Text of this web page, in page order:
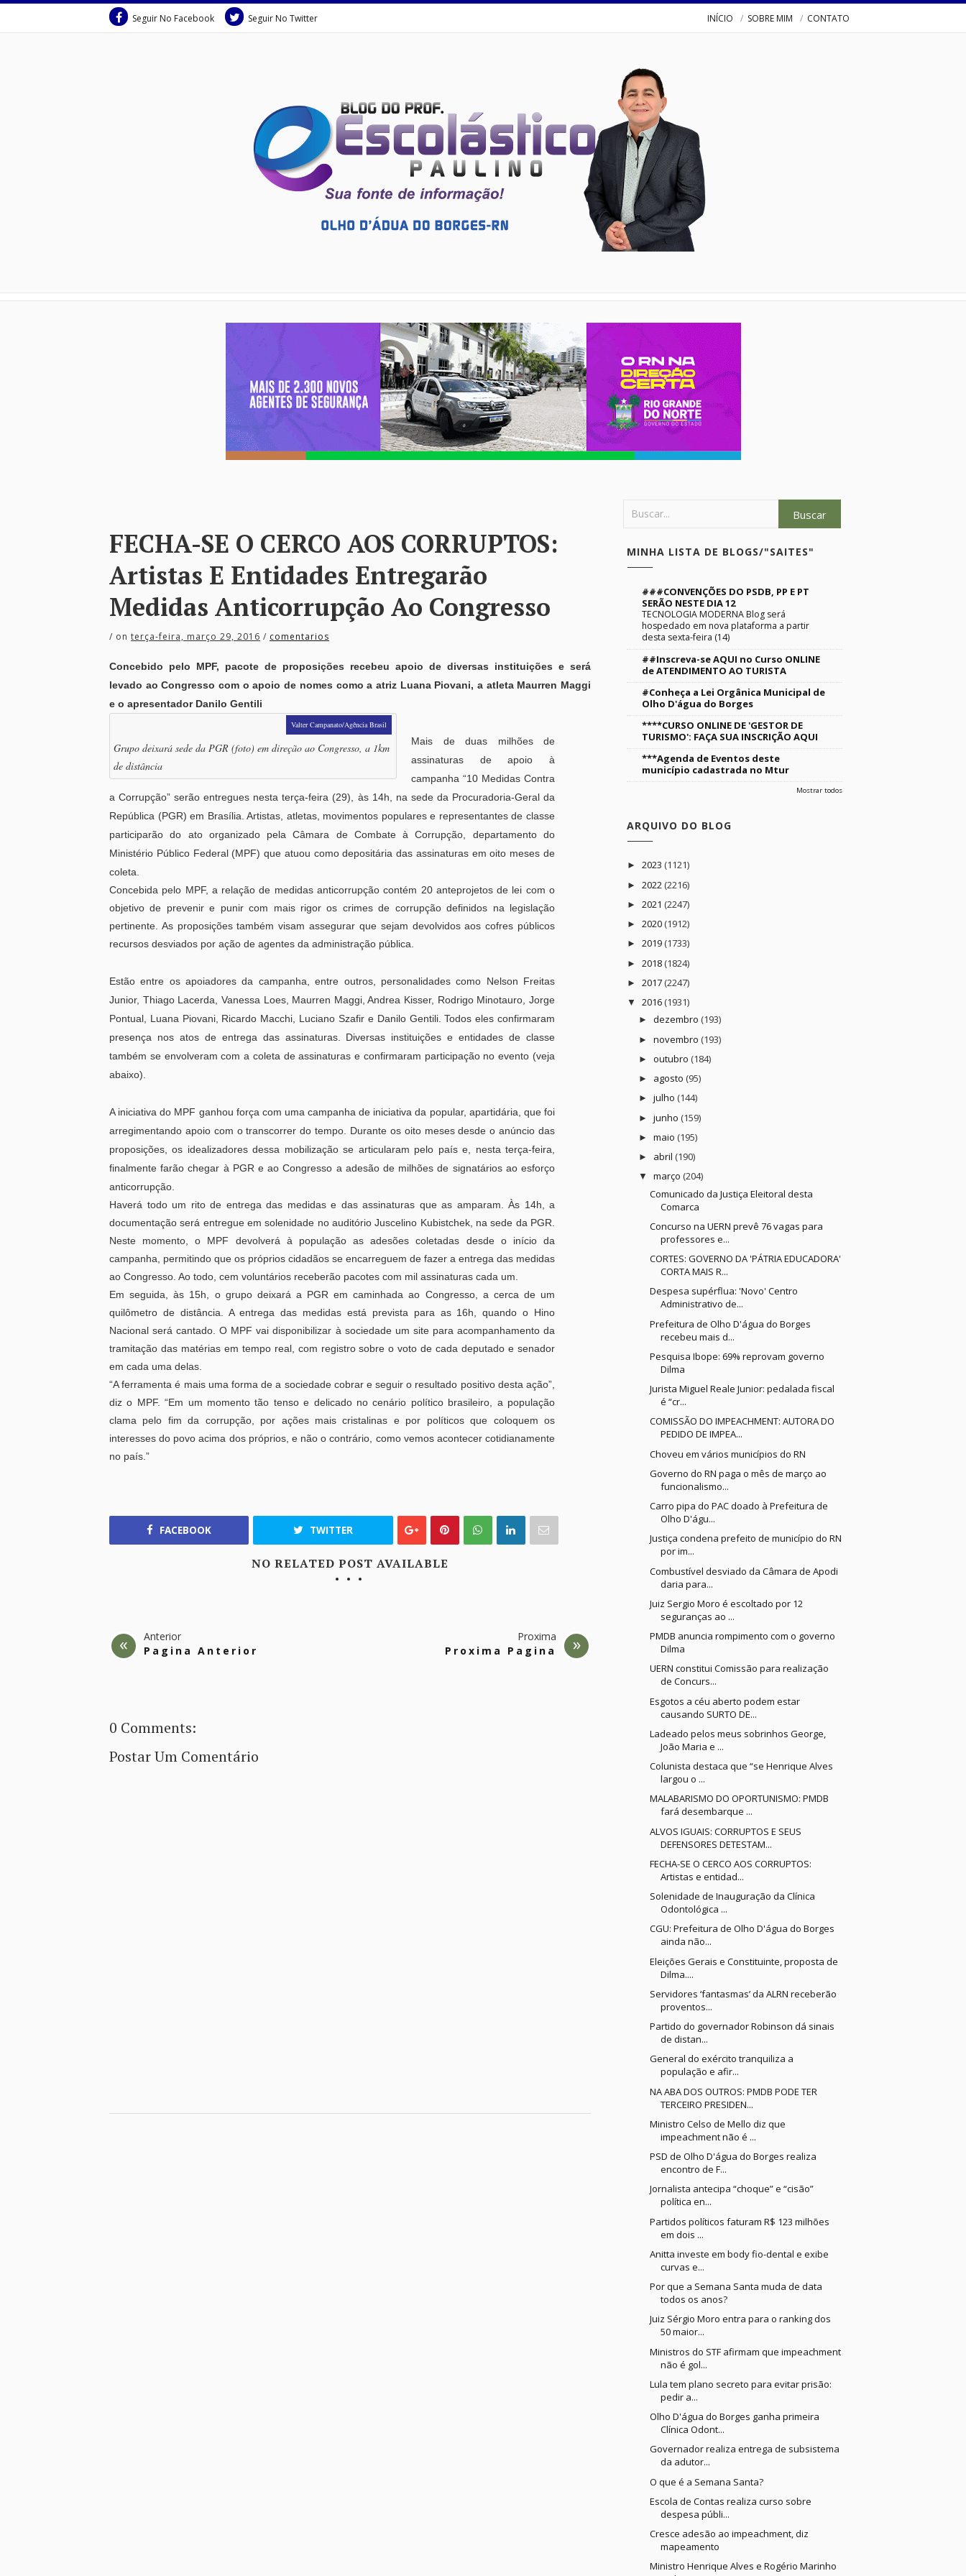
Seguir No Facebook Seguir No Twitter INÍCIO SOBRE MIM CONTATO
FECHA-SE O CERCO AOS CORRUPTOS:
Artistas E Entidades Entregarão
Medidas Anticorrupção Ao Congresso
/ on terça-feira, março 29, 2016 / comentarios
Concebido pelo MPF, pacote de proposições recebeu apoio de diversas instituições e será
levado ao Congresso com o apoio de nomes como a atriz Luana Piovani, a atleta Maurren Maggi
e o apresentador Danilo Gentili
Valter Campanato/Agência Brasil
Grupo deixará sede da PGR (foto) em direção ao Congresso, a 1km
de distância
Mais de duas milhões de
assinaturas de apoio à
campanha “10 Medidas Contra
a Corrupção” serão entregues nesta terça-feira (29), às 14h, na sede da Procuradoria-Geral da
República (PGR) em Brasília. Artistas, atletas, movimentos populares e representantes de classe
participarão do ato organizado pela Câmara de Combate à Corrupção, departamento do
Ministério Público Federal (MPF) que atuou como depositária das assinaturas em oito meses de
coleta.
Concebida pelo MPF, a relação de medidas anticorrupção contém 20 anteprojetos de lei com o
objetivo de prevenir e punir com mais rigor os crimes de corrupção definidos na legislação
pertinente. As proposições também visam assegurar que sejam devolvidos aos cofres públicos
recursos desviados por ação de agentes da administração pública.
Estão entre os apoiadores da campanha, entre outros, personalidades como Nelson Freitas
Junior, Thiago Lacerda, Vanessa Loes, Maurren Maggi, Andrea Kisser, Rodrigo Minotauro, Jorge
Pontual, Luana Piovani, Ricardo Macchi, Luciano Szafir e Danilo Gentili. Todos eles confirmaram
presença nos atos de entrega das assinaturas. Diversas instituições e entidades de classe
também se envolveram com a coleta de assinaturas e confirmaram participação no evento (veja
abaixo).
A iniciativa do MPF ganhou força com uma campanha de iniciativa da popular, apartidária, que foi
arregimentando apoio com o transcorrer do tempo. Durante os oito meses desde o anúncio das
proposições, os idealizadores dessa mobilização se articularam pelo país e, nesta terça-feira,
finalmente farão chegar à PGR e ao Congresso a adesão de milhões de signatários ao esforço
anticorrupção.
Haverá todo um rito de entrega das medidas e das assinaturas que as amparam. Às 14h, a
documentação será entregue em solenidade no auditório Juscelino Kubistchek, na sede da PGR.
Neste momento, o MPF devolverá à população as adesões coletadas desde o início da
campanha, permitindo que os próprios cidadãos se encarreguem de fazer a entrega das medidas
ao Congresso. Ao todo, cem voluntários receberão pacotes com mil assinaturas cada um.
Em seguida, às 15h, o grupo deixará a PGR em caminhada ao Congresso, a cerca de um
quilômetro de distância. A entrega das medidas está prevista para as 16h, quando o Hino
Nacional será cantado. O MPF vai disponibilizar à sociedade um site para acompanhamento da
tramitação das matérias em tempo real, com registro sobre o voto de cada deputado e senador
em cada uma delas.
“A ferramenta é mais uma forma de a sociedade cobrar e seguir o resultado positivo desta ação”,
diz o MPF. “Em um momento tão tenso e delicado no cenário político brasileiro, a população
clama pelo fim da corrupção, por ações mais cristalinas e por políticos que coloquem os
interesses do povo acima dos próprios, e não o contrário, como vemos acontecer cotidianamente
no país.”
FACEBOOK TWITTER
NO RELATED POST AVAILABLE
Anterior
Pagina Anterior
Proxima
Proxima Pagina
0 Comments:
Postar Um Comentário
MINHA LISTA DE BLOGS/"SAITES"
###CONVENÇÕES DO PSDB, PP E PT
SERÃO NESTE DIA 12
TECNOLOGIA MODERNA Blog será
hospedado em nova plataforma a partir
desta sexta-feira (14)
##Inscreva-se AQUI no Curso ONLINE
de ATENDIMENTO AO TURISTA
#Conheça a Lei Orgânica Municipal de
Olho D'água do Borges
****CURSO ONLINE DE 'GESTOR DE
TURISMO': FAÇA SUA INSCRIÇÃO AQUI
***Agenda de Eventos deste
município cadastrada no Mtur
Mostrar todos
ARQUIVO DO BLOG
► 2023 (1121)
► 2022 (2216)
► 2021 (2247)
► 2020(1912)
► 2019(1733)
► 2018(1824)
► 2017(2247)
▼ 2016(1931)
► dezembro (193)
► novembro (193)
► outubro (184)
► agosto (95)
► julho (144)
► junho (159)
► maio (195)
► abril (190)
▼ março (204)
Comunicado da Justiça Eleitoral desta
Comarca
Concurso na UERN prevê 76 vagas para
professores e...
CORTES: GOVERNO DA 'PÁTRIA EDUCADORA'
CORTA MAIS R...
Despesa supérflua: 'Novo' Centro
Administrativo de...
Prefeitura de Olho D'água do Borges
recebeu mais d...
Pesquisa Ibope: 69% reprovam governo
Dilma
Jurista Miguel Reale Junior: pedalada fiscal
é “cr...
COMISSÃO DO IMPEACHMENT: AUTORA DO
PEDIDO DE IMPEA...
Choveu em vários municípios do RN
Governo do RN paga o mês de março ao
funcionalismo...
Carro pipa do PAC doado à Prefeitura de
Olho D'águ...
Justiça condena prefeito de município do RN
por im...
Combustível desviado da Câmara de Apodi
daria para...
Juiz Sergio Moro é escoltado por 12
seguranças ao ...
PMDB anuncia rompimento com o governo
Dilma
UERN constitui Comissão para realização
de Concurs...
Esgotos a céu aberto podem estar
causando SURTO DE...
Ladeado pelos meus sobrinhos George,
João Maria e ...
Colunista destaca que “se Henrique Alves
largou o ...
MALABARISMO DO OPORTUNISMO: PMDB
fará desembarque ...
ALVOS IGUAIS: CORRUPTOS E SEUS
DEFENSORES DETESTAM...
FECHA-SE O CERCO AOS CORRUPTOS:
Artistas e entidad...
Solenidade de Inauguração da Clínica
Odontológica ...
CGU: Prefeitura de Olho D'água do Borges
ainda não...
Eleições Gerais e Constituinte, proposta de
Dilma....
Servidores ‘fantasmas’ da ALRN receberão
proventos...
Partido do governador Robinson dá sinais
de distan...
General do exército tranquiliza a
população e afir...
NA ABA DOS OUTROS: PMDB PODE TER
TERCEIRO PRESIDEN...
Ministro Celso de Mello diz que
impeachment não é ...
PSD de Olho D'água do Borges realiza
encontro de F...
Jornalista antecipa “choque” e “cisão”
política en...
Partidos políticos faturam R$ 123 milhões
em dois ...
Anitta investe em body fio-dental e exibe
curvas e...
Por que a Semana Santa muda de data
todos os anos?
Juiz Sérgio Moro entra para o ranking dos
50 maior...
Ministros do STF afirmam que impeachment
não é gol...
Lula tem plano secreto para evitar prisão:
pedir a...
Olho D'água do Borges ganha primeira
Clínica Odont...
Governador realiza entrega de subsistema
da adutor...
O que é a Semana Santa?
Escola de Contas realiza curso sobre
despesa públi...
Cresce adesão ao impeachment, diz
mapeamento
Ministro Henrique Alves e Rogério Marinho